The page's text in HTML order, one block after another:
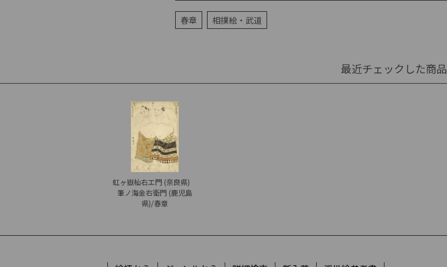
春章 相撲絵・武道
最近チェックした商品
虹ヶ嶽杣右エ門 (奈良県)
筆ノ海金右衛門 (鹿児島
県)/春章